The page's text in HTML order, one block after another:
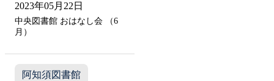
2023年05月22日
中央図書館 おはなし会 （6
月）
阿知須図書館